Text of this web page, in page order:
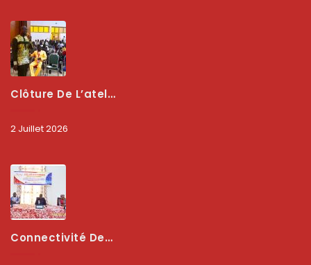
Clôture De L’atelier National : L’ARCEP Et Les Collectivités Territoriales Consolident Leur Partenariat Pour Booster La Qualité Des Services Numériques
2 Juillet 2026
Connectivité Des Territoires : L’ARCEP Et Les Collectivités Territoriales Scellent Un Pacte Stratégique À Bobo-Dioulasso Pour Booster La Qualité Des Réseaux